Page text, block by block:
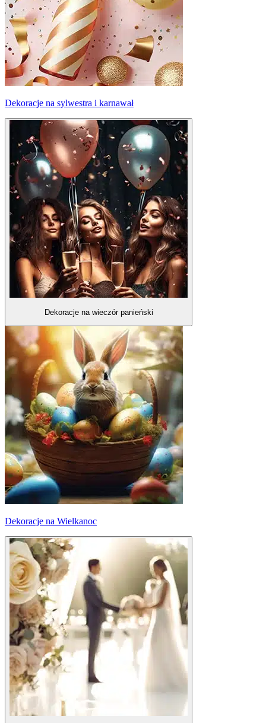
Dekoracje na sylwestra i karnawał
Dekoracje na wieczór panieński
Dekoracje na Wielkanoc